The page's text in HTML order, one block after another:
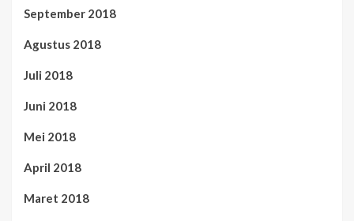
September 2018
Agustus 2018
Juli 2018
Juni 2018
Mei 2018
April 2018
Maret 2018